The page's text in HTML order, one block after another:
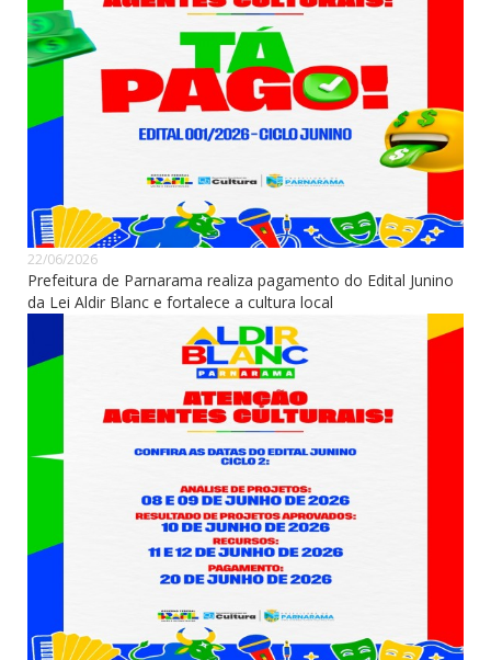
22/06/2026
Prefeitura de Parnarama realiza pagamento do Edital Junino
da Lei Aldir Blanc e fortalece a cultura local